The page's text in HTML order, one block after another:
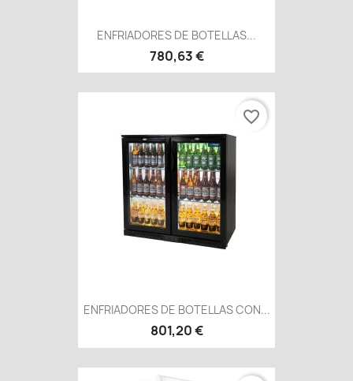
ENFRIADORES DE BOTELLAS...
780,63 €
ENFRIADORES DE BOTELLAS CON...
801,20 €
favorite_border